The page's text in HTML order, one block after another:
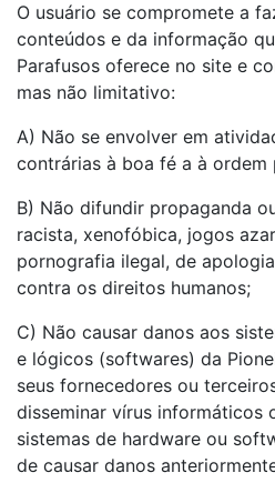
O usuário se compromete a
conteúdos e da informação
Parafusos oferece no site e
mas não limitativo:
A) Não se envolver em
contrárias à boa fé a à ordem
B) Não difundir propaganda
racista, xenofóbica, jogos
pornografia ilegal, de
contra os direitos humanos;
C) Não causar danos aos
e lógicos (softwares) da
seus fornecedores ou
disseminar vírus informáticos
sistemas de hardware ou
de causar danos